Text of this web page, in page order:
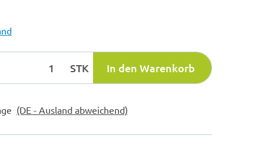
STK In den Warenkorb
(DE - Ausland abweichend)